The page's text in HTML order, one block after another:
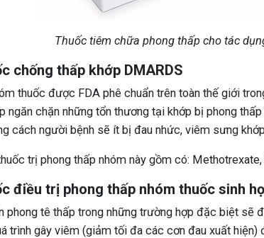
Thuốc tiêm chữa phong thấp cho tác
chống thấp khớp DMARDS
thuốc được FDA phê chuẩn trên toàn thế giới
ngăn chặn những tổn thương tại khớp bị phong
cách người bệnh sẽ ít bị đau nhức, viêm sưng
trị phong thấp nhóm này gồm có:
điều trị phong thấp nhóm thuốc sinh
phong tê thấp trong những trường hợp đặc biệt
trình gây viêm (giảm tối đa các cơn đau xuất